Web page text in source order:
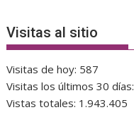
Visitas al sitio
Visitas de hoy: 587
Visitas los últimos 30 días:
Vistas totales: 1.943.405